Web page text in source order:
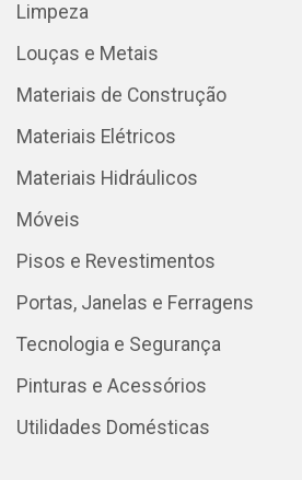
Limpeza
Louças e Metais
Materiais de Construção
Materiais Elétricos
Materiais Hidráulicos
Móveis
Pisos e Revestimentos
Portas, Janelas e Ferragens
Tecnologia e Segurança
Pinturas e Acessórios
Utilidades Domésticas